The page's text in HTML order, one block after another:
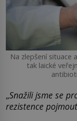
Na zlepšení situace
tak laické
„Snažili jsme se
rezistence